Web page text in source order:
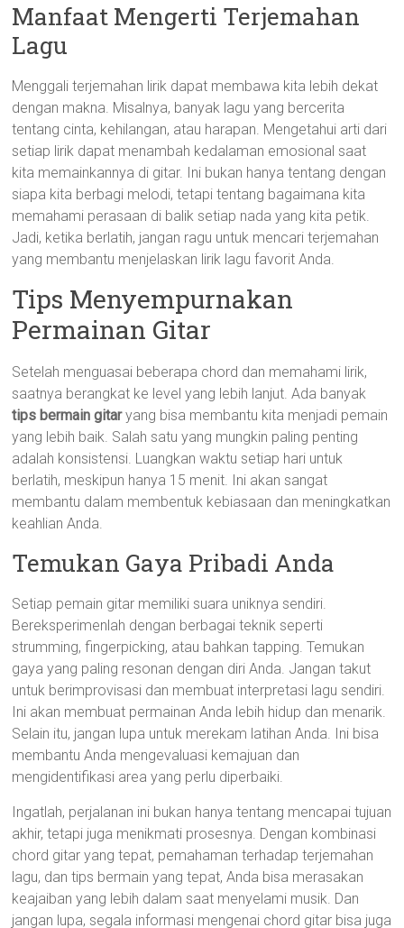
Manfaat Mengerti Terjemahan
Lagu
Menggali terjemahan lirik dapat membawa kita lebih dekat
dengan makna. Misalnya, banyak lagu yang bercerita
tentang cinta, kehilangan, atau harapan. Mengetahui arti dari
setiap lirik dapat menambah kedalaman emosional saat
kita memainkannya di gitar. Ini bukan hanya tentang dengan
siapa kita berbagi melodi, tetapi tentang bagaimana kita
memahami perasaan di balik setiap nada yang kita petik.
Jadi, ketika berlatih, jangan ragu untuk mencari terjemahan
yang membantu menjelaskan lirik lagu favorit Anda.
Tips Menyempurnakan
Permainan Gitar
Setelah menguasai beberapa chord dan memahami lirik,
saatnya berangkat ke level yang lebih lanjut. Ada banyak
tips bermain gitaryang bisa membantu kita menjadi pemain
yang lebih baik. Salah satu yang mungkin paling penting
adalah konsistensi. Luangkan waktu setiap hari untuk
berlatih, meskipun hanya 15 menit. Ini akan sangat
membantu dalam membentuk kebiasaan dan meningkatkan
keahlian Anda.
Temukan Gaya Pribadi Anda
Setiap pemain gitar memiliki suara uniknya sendiri.
Bereksperimenlah dengan berbagai teknik seperti
strumming, fingerpicking, atau bahkan tapping. Temukan
gaya yang paling resonan dengan diri Anda. Jangan takut
untuk berimprovisasi dan membuat interpretasi lagu sendiri.
Ini akan membuat permainan Anda lebih hidup dan menarik.
Selain itu, jangan lupa untuk merekam latihan Anda. Ini bisa
membantu Anda mengevaluasi kemajuan dan
mengidentifikasi area yang perlu diperbaiki.
Ingatlah, perjalanan ini bukan hanya tentang mencapai tujuan
akhir, tetapi juga menikmati prosesnya. Dengan kombinasi
chord gitar yang tepat, pemahaman terhadap terjemahan
lagu, dan tips bermain yang tepat, Anda bisa merasakan
keajaiban yang lebih dalam saat menyelami musik. Dan
jangan lupa, segala informasi mengenai chord gitar bisa juga